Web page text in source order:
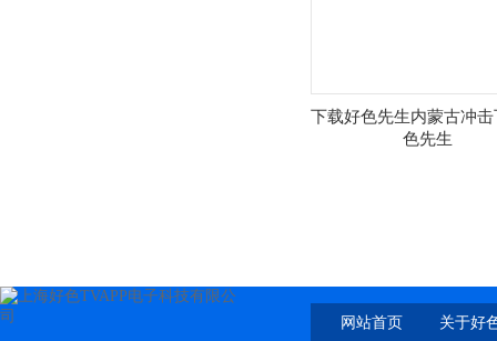
下载好色先生内蒙古冲
色先生
网站首页 关于好